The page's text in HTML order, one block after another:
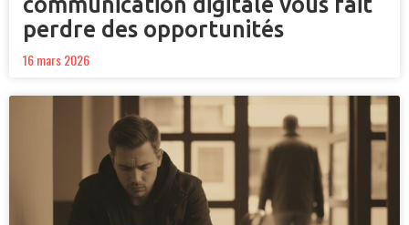
perdre des opportunités
16 mars 2026